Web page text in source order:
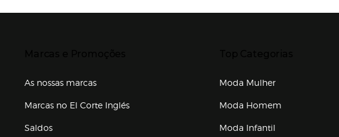
As nossas marcas
Marcas no El Corte Inglés
Saldos
Moda Mulher
Moda Homem
Moda Infantil